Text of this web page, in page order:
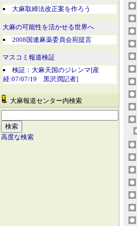
大麻取締法改正案を作ろう
大麻の可能性を活かせる世界へ
2008国連麻薬委員会宛提言
マスコミ報道検証
検証：大麻天国のジレンマ[産
経:07/07/19 黒沢潤記者]
大麻報道センター内検索
高度な検索